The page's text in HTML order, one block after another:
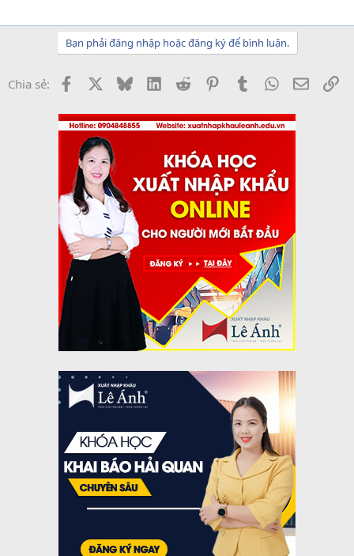
Bạn phải đăng nhập hoặc đăng ký để bình luận.
Chia sẻ: Facebook BlueskyLinkedInReddit PinterestTumblrWhatsApp
Email